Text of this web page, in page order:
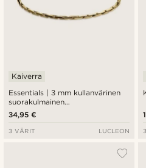
Essentials | 3 mm kullanvärinen
suorakulmainen
venetsiaketjurannekoru
Kaiverra
34,95 €
3 VÄRIT LUCLEON